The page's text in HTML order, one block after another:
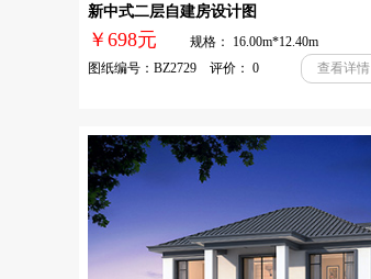
新中式二层自建房设计图
￥698元
规格： 16.00m*12.40m
图纸编号：BZ2729 评价： 0
查看详情